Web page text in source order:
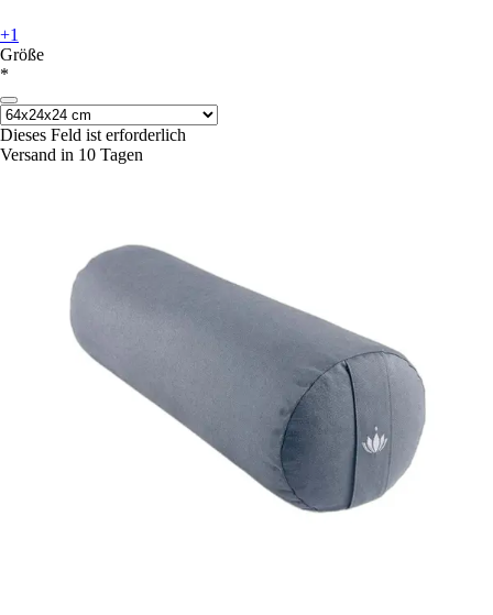
+1
Größe
*
Dieses Feld ist erforderlich
Versand in 10 Tagen